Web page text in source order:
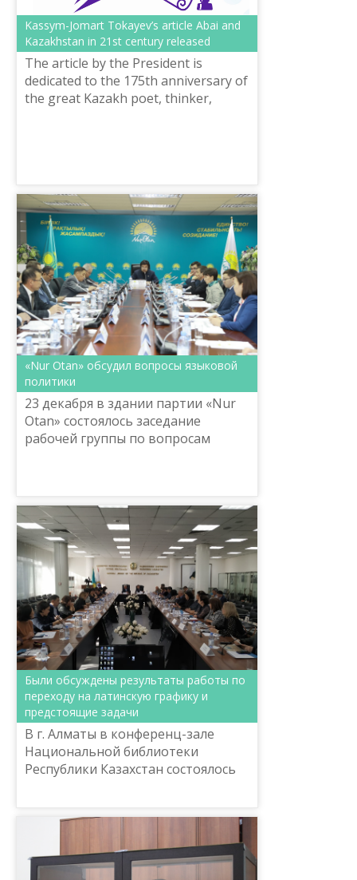
Kassym-Jomart Tokayev’s article Abai and
Kazakhstan in 21st century released
The article by the President is
dedicated to the 175th anniversary of
the great Kazakh poet, thinker,
«Nur Otan» обсудил вопросы языковой
политики
23 декабря в здании партии «Nur
Otan» состоялось заседание
рабочей группы по вопросам
Otan...
Были обсуждены результаты работы по
переходу на латинскую графику и
предстоящие задачи
В г. Алматы в конференц-зале
Национальной библиотеки
Республики Казахстан состоялось
культуры и спорта Республики